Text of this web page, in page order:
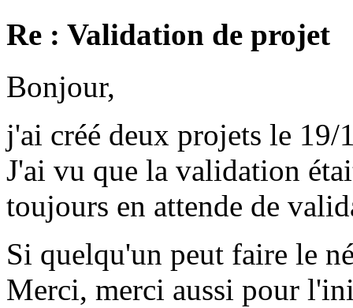
Re : Validation de projet
Bonjour,
j'ai créé deux projets le 19/
J'ai vu que la validation
toujours en attende de
Si quelqu'un peut faire le
Merci, merci aussi pour